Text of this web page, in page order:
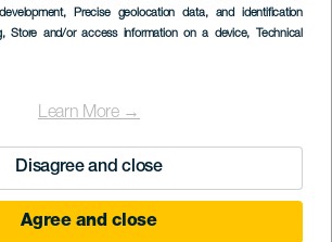
, Precise geolocation data, and identification
, Store and/or access information on a device, Technical
Learn More →
Disagree and close
Agree and close